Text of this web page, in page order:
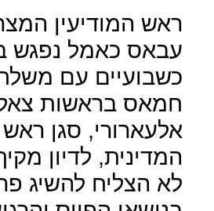
ראש המודיעין
עבאס כאמל נפגש
כשבועיים עם
חמאס בראשות
אלעארורי, סגן
המדינית, לדיון
לא הצליח להשיג